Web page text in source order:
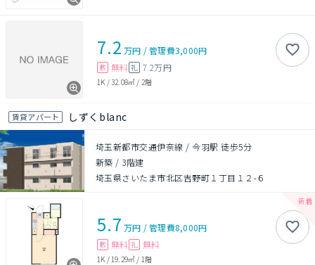
7.2 万円 /管理費3,000円
敷 無料 礼 7.2万円
1K /32.08㎡ / 2階
賃貸アパート しずくblanc
埼玉新都市交通伊奈線 / 今羽駅 徒歩5分
新築 / 3階建
埼玉県さいたま市北区吉野町１丁目１２-６
5.7 万円 /管理費8,000円
敷 無料 礼 無料
1K / 19.29㎡ / 1階